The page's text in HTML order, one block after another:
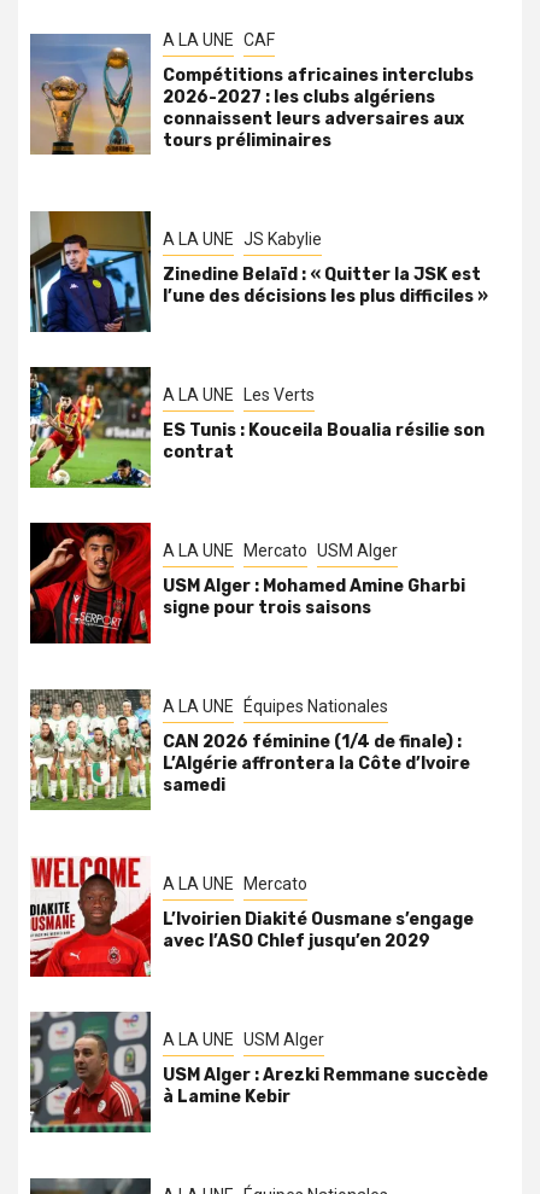
A LA UNE CAF
Compétitions africaines interclubs
2026-2027 : les clubs algériens
connaissent leurs adversaires aux
tours préliminaires
A LA UNE JS Kabylie
Zinedine Belaïd : « Quitter la JSK est
l’une des décisions les plus difficiles »
A LA UNE Les Verts
ES Tunis : Kouceila Boualia résilie son
contrat
A LA UNE Mercato USM Alger
USM Alger : Mohamed Amine Gharbi
signe pour trois saisons
A LA UNE Équipes Nationales
CAN 2026 féminine (1/4 de finale) :
L’Algérie affrontera la Côte d’Ivoire
samedi
A LA UNE Mercato
L’Ivoirien Diakité Ousmane s’engage
avec l’ASO Chlef jusqu’en 2029
A LA UNE USM Alger
USM Alger : Arezki Remmane succède
à Lamine Kebir